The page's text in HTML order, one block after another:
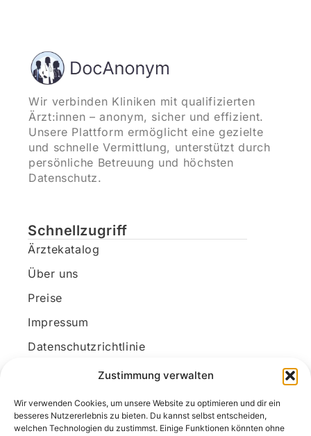
Zustimmung verwalten
Wir verwenden Cookies, um unsere Website zu optimieren und dir ein
besseres Nutzererlebnis zu bieten. Du kannst selbst entscheiden,
welchen Technologien du zustimmst. Einige Funktionen könnten ohne
Wir verbinden Kliniken mit qualifizierten
Ärzt:innen – anonym, sicher und effizient.
Unsere Plattform ermöglicht eine gezielte
und schnelle Vermittlung, unterstützt durch
persönliche Betreuung und höchsten
Datenschutz.
Schnellzugriff
Ärztekatalog
Über uns
Preise
Impressum
Datenschutzrichtlinie
Kundenkonto
Unsere Kontaktdaten
E-Mail: kontakt@docanonym.com